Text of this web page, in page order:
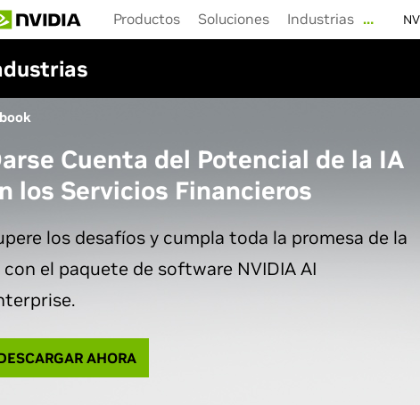
Productos Soluciones Industrias …
Cuenta del Potencial de la IA
los Servicios Financieros
los desafíos y cumpla toda la promesa de la
con el paquete de software NVIDIA AI
AHORA